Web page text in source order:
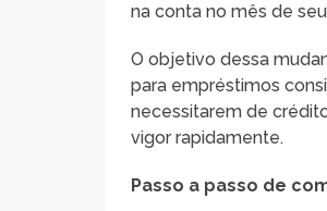
na conta no mês de
O objetivo dessa
para empréstimos
necessitarem de
vigor rapidamente.
Passo a passo de